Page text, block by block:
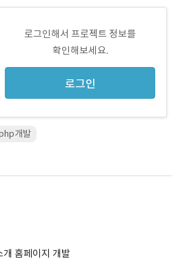
로그인해서 프로젝트 정보를
확인해보세요.
로그인
개발
홈페이지 개발